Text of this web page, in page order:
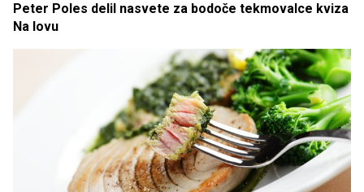
Peter Poles delil nasvete za bodoče tekmovalce kviza
Na lovu